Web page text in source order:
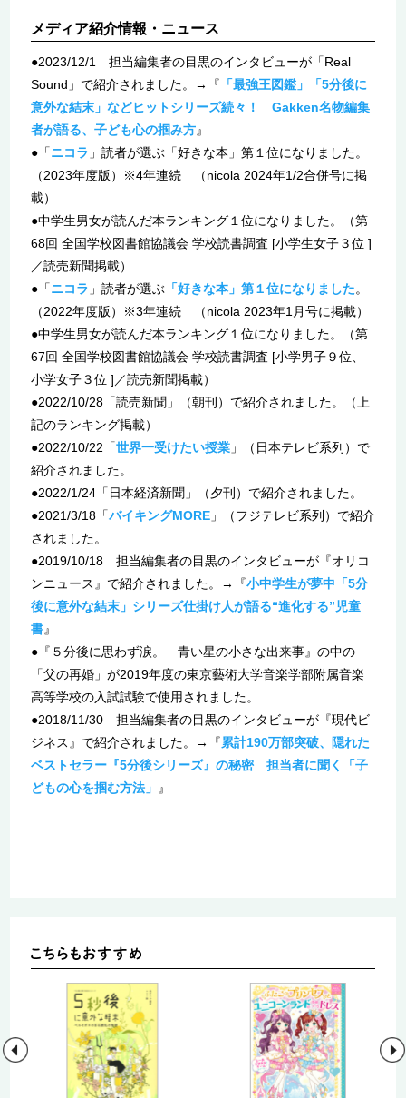
メディア紹介情報・ニュース
●2023/12/1 担当編集者の目黒のインタビューが「Real
Sound」で紹介されました。→『 「最強王図鑑」「5分後に
意外な結末」などヒットシリーズ続々！ Gakken名物編集
者が語る、子ども心の掴み方』
●「ニコラ 」読者が選ぶ「好きな本」第１位になりました。
（2023年度版）※4年連続 （nicola 2024年1/2合併号に掲
載）
●中学生男女が読んだ本ランキング１位になりました。（第
68回 全国学校図書館協議会 学校読書調査 [小学生女子３位 ]
／読売新聞掲載）
●「ニコラ 」読者が選ぶ 「好きな本」第１位になりました。
（2022年度版）※3年連続 （nicola 2023年1月号に掲載）
●中学生男女が読んだ本ランキング１位になりました。（第
67回 全国学校図書館協議会 学校読書調査 [小学男子９位、
小学女子３位 ]／読売新聞掲載）
●2022/10/28「読売新聞」（朝刊）で紹介されました。（上
記のランキング掲載）
●2022/10/22「世界一受けたい授業」（日本テレビ系列）で
紹介されました。
●2022/1/24「日本経済新聞」（夕刊）で紹介されました。
●2021/3/18「バイキングMORE」（フジテレビ系列）で紹介
されました。
●2019/10/18 担当編集者の目黒のインタビューが『オリコ
ンニュース』で紹介されました。→『小中学生が夢中「5分
後に意外な結末」シリーズ仕掛け人が語る“進化する”児童
書』
●『５分後に思わず涙。 青い星の小さな出来事』の中の
「父の再婚」が2019年度の東京藝術大学音楽学部附属音楽
高等学校の入試試験で使用されました。
●2018/11/30 担当編集者の目黒のインタビューが『現代ビ
ジネス』で紹介されました。→『累計190万部突破、隠れた
ベストセラー『5分後シリーズ』の秘密 担当者に聞く「子
どもの心を掴む方法」
』